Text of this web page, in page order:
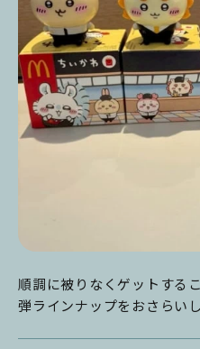
順調に被りなくゲットする
弾ラインナップをおさらい